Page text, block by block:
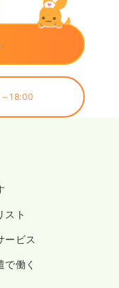
18:00
スト
ービス
で働く